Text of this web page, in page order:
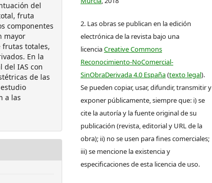
del
fruta
componentes
mayor
frutas totales,
En la
del IAS con
de las
a las
2. Las obras se publican en la edición
electrónica de la revista bajo una
licenciaCreative Commons
Reconocimiento-NoComercial-
SinObraDerivada 4.0 España(texto legal).
Se pueden copiar, usar, difundir, transmitir y
exponer públicamente, siempre que: i) se
cite la autoría y la fuente original de su
publicación (revista, editorial y URL de la
obra); ii) no se usen para fines comerciales;
iii) se mencione la existencia y
especificaciones de esta licencia de uso.